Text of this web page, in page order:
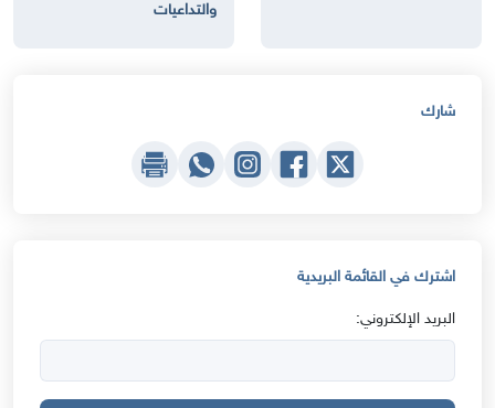
والتداعيات
شارك
اشترك في القائمة البريدية
البريد الإلكتروني: